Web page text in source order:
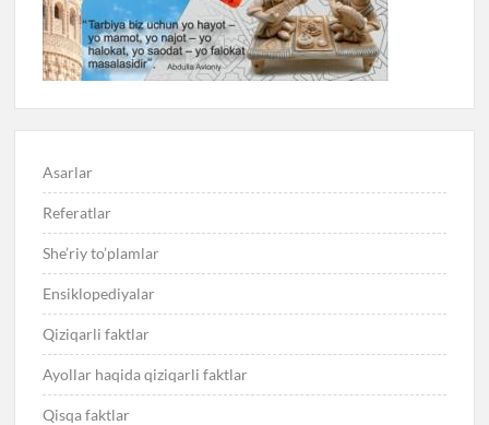
Asarlar
Referatlar
She’riy to’plamlar
Ensiklopediyalar
Qiziqarli faktlar
Ayollar haqida qiziqarli faktlar
Qisqa faktlar